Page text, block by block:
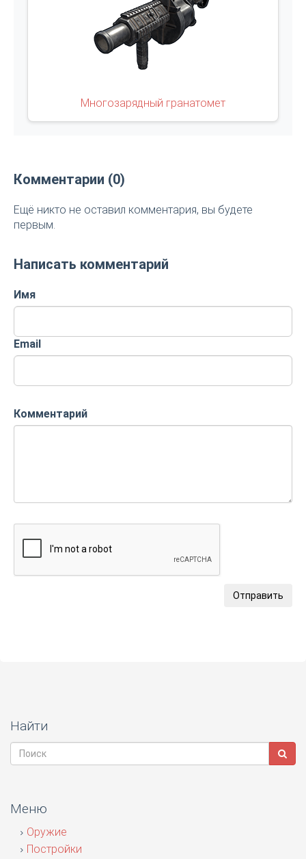
Многозарядный гранатомет
Комментарии (0)
Ещё никто не оставил комментария, вы будете
первым.
Написать комментарий
Имя
Email
Комментарий
Отправить
Найти
Меню
Оружие
Постройки